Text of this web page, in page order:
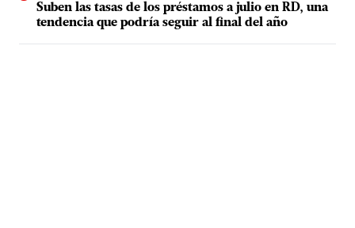
Suben las tasas de los préstamos a julio en RD, una
tendencia que podría seguir al final del año